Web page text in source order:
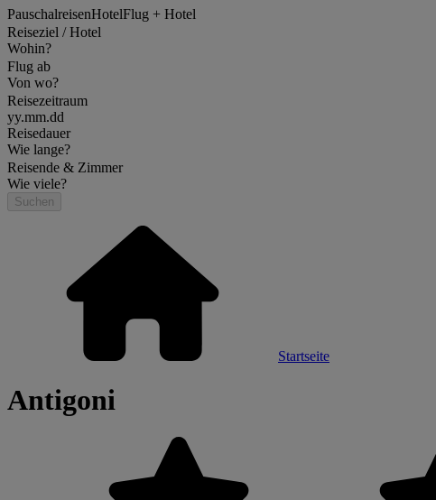
PauschalreisenHotelFlug + Hotel
Reiseziel / Hotel
Wohin?
Flug ab
Von wo?
Reisezeitraum
yy.mm.dd
Reisedauer
Wie lange?
Reisende & Zimmer
Wie viele?
Suchen
Startseite
Antigoni